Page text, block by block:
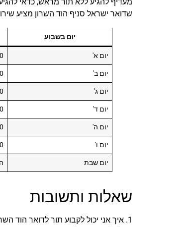
שדואר ישראל סניף הוד השרון מציע
יום בשבוע
יום א'
יום ב'
יום ג'
יום ד'
יום ה'
יום ו'
יום שבת
שאלות ותשובות
1. איך אני יכול לקבוע תור לדואר הוד השרון?